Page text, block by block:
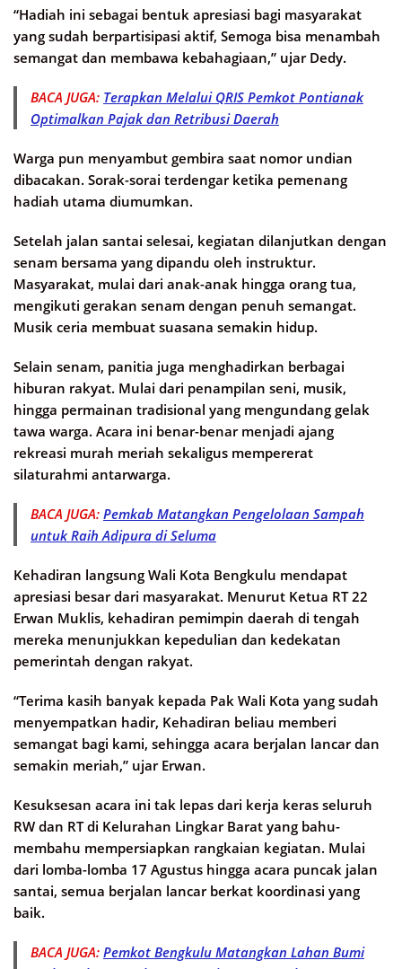
“Hadiah ini sebagai bentuk apresiasi bagi masyarakat
yang sudah berpartisipasi aktif, Semoga bisa menambah
semangat dan membawa kebahagiaan,” ujar Dedy.
BACA JUGA: Terapkan Melalui QRIS Pemkot Pontianak
Optimalkan Pajak dan Retribusi Daerah
Warga pun menyambut gembira saat nomor undian
dibacakan. Sorak-sorai terdengar ketika pemenang
hadiah utama diumumkan.
Setelah jalan santai selesai, kegiatan dilanjutkan dengan
senam bersama yang dipandu oleh instruktur.
Masyarakat, mulai dari anak-anak hingga orang tua,
mengikuti gerakan senam dengan penuh semangat.
Musik ceria membuat suasana semakin hidup.
Selain senam, panitia juga menghadirkan berbagai
hiburan rakyat. Mulai dari penampilan seni, musik,
hingga permainan tradisional yang mengundang gelak
tawa warga. Acara ini benar-benar menjadi ajang
rekreasi murah meriah sekaligus mempererat
silaturahmi antarwarga.
BACA JUGA: Pemkab Matangkan Pengelolaan Sampah
untuk Raih Adipura di Seluma
Kehadiran langsung Wali Kota Bengkulu mendapat
apresiasi besar dari masyarakat. Menurut Ketua RT 22
Erwan Muklis, kehadiran pemimpin daerah di tengah
mereka menunjukkan kepedulian dan kedekatan
pemerintah dengan rakyat.
“Terima kasih banyak kepada Pak Wali Kota yang sudah
menyempatkan hadir, Kehadiran beliau memberi
semangat bagi kami, sehingga acara berjalan lancar dan
semakin meriah,” ujar Erwan.
Kesuksesan acara ini tak lepas dari kerja keras seluruh
RW dan RT di Kelurahan Lingkar Barat yang bahu-
membahu mempersiapkan rangkaian kegiatan. Mulai
dari lomba-lomba 17 Agustus hingga acara puncak jalan
santai, semua berjalan lancar berkat koordinasi yang
baik.
BACA JUGA: Pemkot Bengkulu Matangkan Lahan Bumi